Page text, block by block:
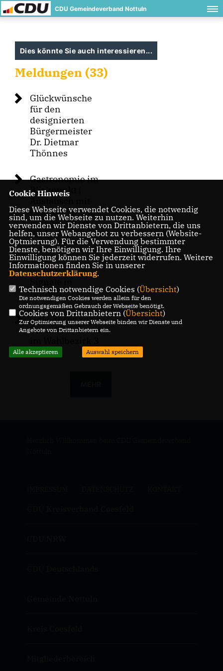
CDU Gemeindeverband Nottuln
Dies könnte Sie auch interessieren...
Meldungen (33)
Glückwünsche
für den
designierten
Bürgermeister
Dr. Dietmar
Thönnes
Gastronomie im
Blickpunkt |
Gastronom und
Inhaber Harry
Klingel
Viele
optimistische
Nottuln
Gute Resonanz
beim CDU-Stand
Cookie Hinweis
Diese Webseite verwendet Cookies, die notwendig
sind, um die Webseite zu nutzen. Weiterhin
verwenden wir Dienste von Drittanbietern, die uns
helfen, unser Webangebot zu verbessern (Website-
Optmierung). Für die Verwendung bestimmter
Dienste, benötigen wir Ihre Einwilligung. Ihre
Einwilligung können Sie jederzeit widerrufen. Weitere
Informationen finden Sie in unserer
Datenschutzerklärung.
Technisch notwendige Cookies (Übersicht)
Die notwendigen Cookies werden allein für den
ordnungsgemäßen Gebrauch der Webseite benötigt.
Cookies von Drittanbietern (Übersicht)
Zur Optimierung unserer Webseite binden wir Dienste und
Angebote von Drittanbietern ein.
Alle akzeptieren Auswahl speichern